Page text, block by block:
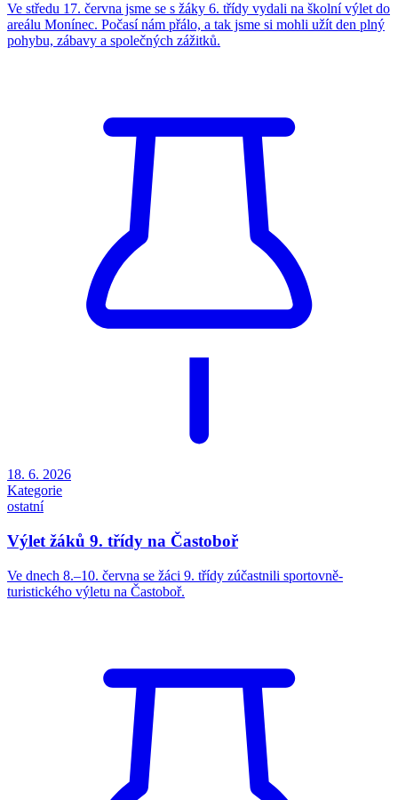
Ve středu 17. června jsme se s žáky 6. třídy vydali na školní výlet do
areálu Monínec. Počasí nám přálo, a tak jsme si mohli užít den plný
pohybu, zábavy a společných zážitků.
18. 6. 2026
Kategorie
ostatní
Výlet žáků 9. třídy na Častoboř
Ve dnech 8.–10. června se žáci 9. třídy zúčastnili sportovně-
turistického výletu na Častoboř.